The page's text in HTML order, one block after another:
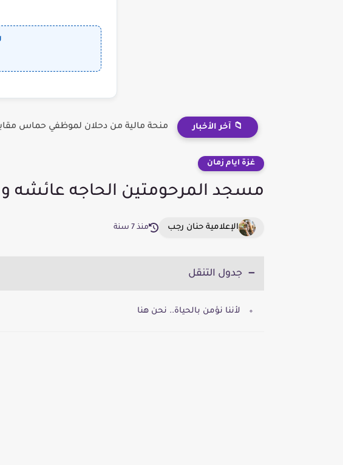
📁 آخر الأخبار منحة مالية من دحلان لموظفي حماس
غزة ايام زمان
مسجد المرحومتين الحاجه عائشه و
الإعلامية حنان رجب منذ 7 سنة
جدول التنقل
لأننا نؤمن بالحياة.. نحن هنا